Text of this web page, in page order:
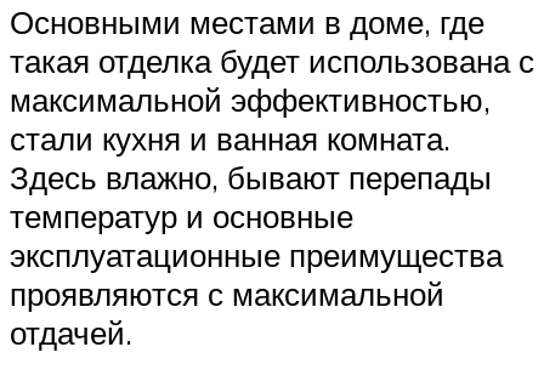
Основными местами в доме, где
такая отделка будет использована с
максимальной эффективностью,
стали кухня и ванная комната.
Здесь влажно, бывают перепады
температур и основные
эксплуатационные преимущества
проявляются с максимальной
отдачей.